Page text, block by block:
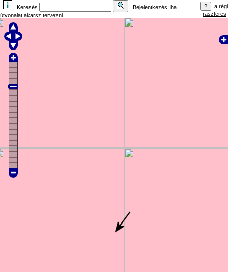
Keresés Bejelentkezés , ha
útvonalat akarsz tervezni
a régi
raszteres